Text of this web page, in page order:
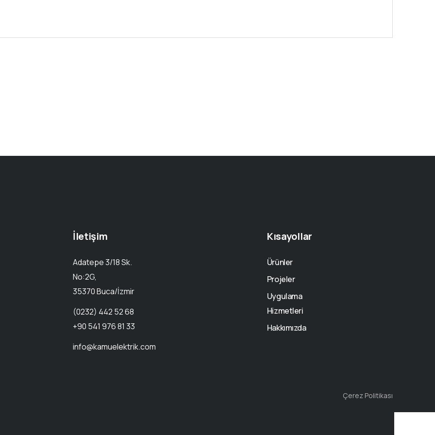
İletişim
Adatepe 3/18 Sk.
No:2G,
35370 Buca/İzmir
(0232) 442 52 68
+90 541 976 81 33
info@kamuelektrik.com
Kısayollar
Ürünler
Projeler
Uygulama
Hizmetleri
Hakkımızda
Çerez Politikası